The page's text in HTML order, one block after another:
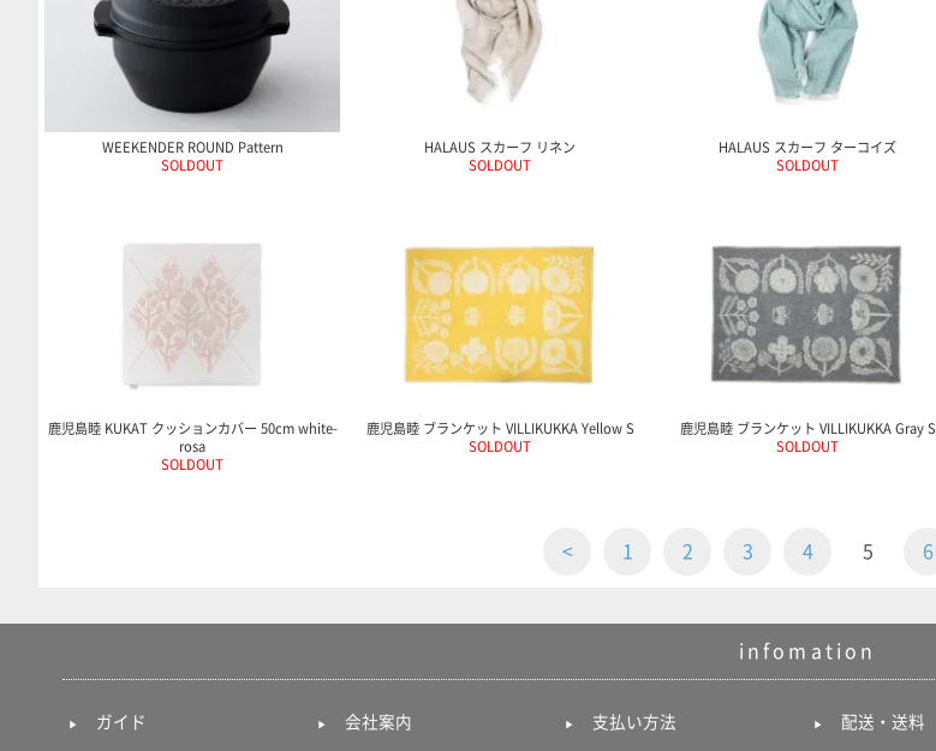
WEEKENDER ROUND Pattern
SOLDOUT
HALAUS スカーフ リネン
SOLDOUT
HALAUS スカーフ ターコイズ
SOLDOUT
鹿児島睦 KUKAT クッションカバー 50cm white-
rosa
SOLDOUT
鹿児島睦 ブランケット VILLIKUKKA Yellow S
SOLDOUT
鹿児島睦 ブランケット VILLIKUKKA Gray S
SOLDOUT
< 1 2 3 4 5 6
infomation
ガイド 会社案内 支払い方法 配送・送料